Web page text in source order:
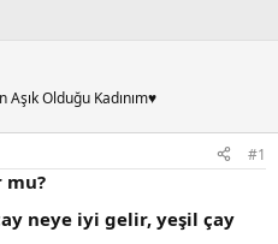
Olduğu Kadınım♥
#1
mu?
neye iyi gelir, yeşil çay